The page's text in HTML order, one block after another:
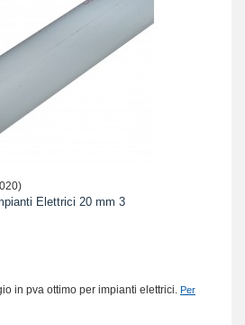
Elettrici 20 mm 3
in pva ottimo per impianti elettrici. Per